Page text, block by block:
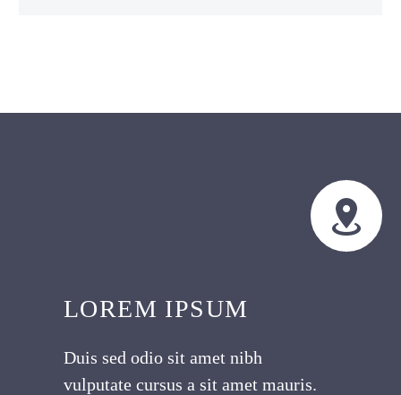


LOREM IPSUM
Duis sed odio sit amet nibh
vulputate cursus a sit amet mauris.